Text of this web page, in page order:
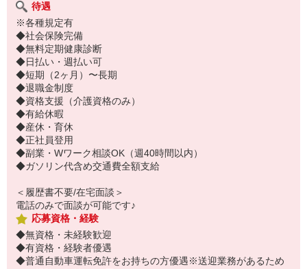
待遇
※各種規定有
◆社会保険完備
◆無料定期健康診断
◆日払い・週払い可
◆短期（2ヶ月）〜長期
◆退職金制度
◆資格支援（介護資格のみ）
◆有給休暇
◆産休・育休
◆正社員登用
◆副業・Wワーク相談OK（週40時間以内）
◆ガソリン代含め交通費全額支給
＜履歴書不要/在宅面談＞
電話のみで面談が可能です♪
応募資格・経験
◆無資格・未経験歓迎
◆有資格・経験者優遇
◆普通自動車運転免許をお持ちの方優遇※送迎業務があるため